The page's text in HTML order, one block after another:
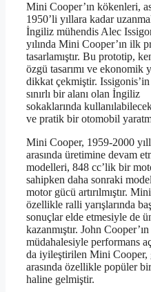
Mini Cooper’ın kökenleri,
1950’li yıllara kadar
İngiliz mühendis Alec
yılında Mini Cooper’ın ilk
tasarlamıştır. Bu prototip,
özgü tasarımı ve ekonomik
dikkat çekmiştir. Issigonis’in
sınırlı bir alanı olan İngiliz
sokaklarında
ve pratik bir otomobil
Mini Cooper, 1959-2000
arasında üretimine devam
modelleri, 848 cc’lik bir
sahipken daha sonraki
motor gücü artırılmıştır.
özellikle ralli yarışlarında
sonuçlar elde etmesiyle de
kazanmıştır. John Cooper’ın
müdahalesiyle performans
da iyileştirilen Mini Cooper,
arasında özellikle popüler
haline gelmiştir.